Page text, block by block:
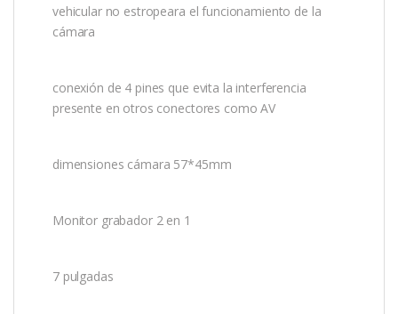
vehicular no estropeara el funcionamiento de la
cámara
conexión de 4 pines que evita la interferencia
presente en otros conectores como AV
dimensiones cámara 57*45mm
Monitor grabador 2 en 1
7 pulgadas